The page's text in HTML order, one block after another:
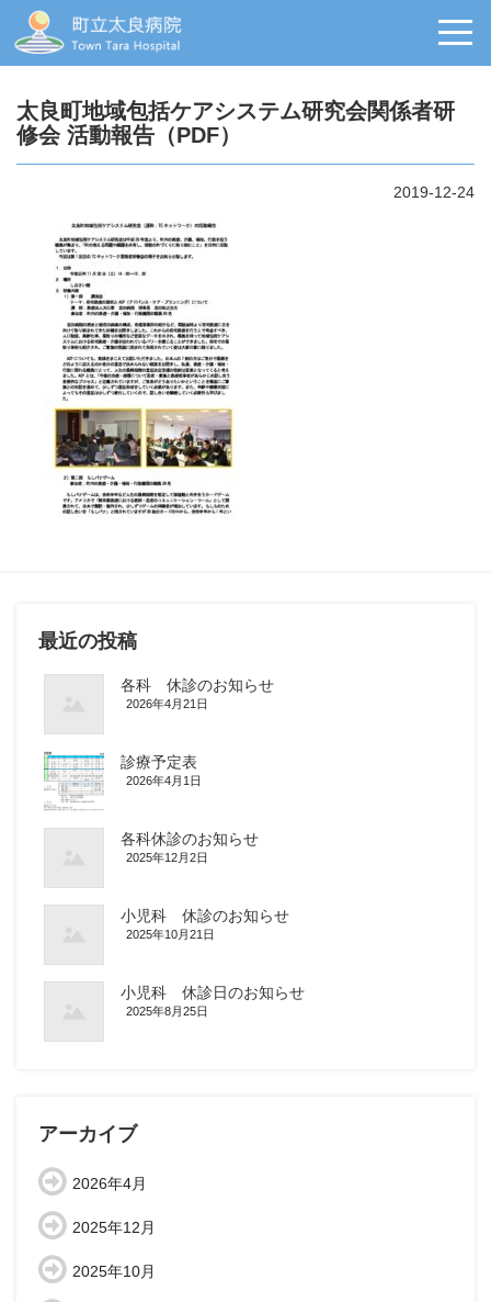
太良町地域包括ケアシステム研究会関係者研
修会 活動報告（PDF）
2019-12-24
最近の投稿
各科 休診のお知らせ
2026年4月21日
診療予定表
2026年4月1日
各科休診のお知らせ
2025年12月2日
小児科 休診のお知らせ
2025年10月21日
小児科 休診日のお知らせ
2025年8月25日
アーカイブ
2026年4月
2025年12月
2025年10月